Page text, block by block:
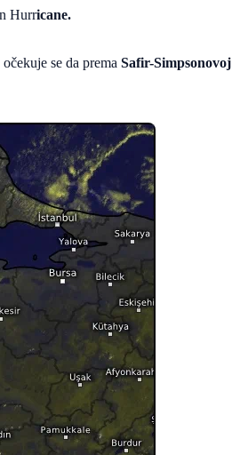
Hurricane.
očekuje se da prema Safir-Simpsonovoj